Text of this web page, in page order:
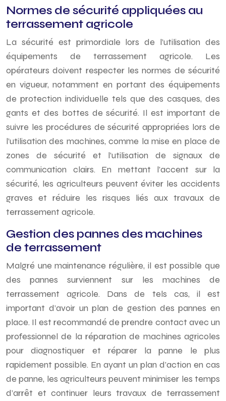
Normes de sécurité appliquées au
terrassement agricole
La sécurité est primordiale lors de l’utilisation des
équipements de terrassement agricole. Les
opérateurs doivent respecter les normes de sécurité
en vigueur, notamment en portant des équipements
de protection individuelle tels que des casques, des
gants et des bottes de sécurité. Il est important de
suivre les procédures de sécurité appropriées lors de
l’utilisation des machines, comme la mise en place de
zones de sécurité et l’utilisation de signaux de
communication clairs. En mettant l’accent sur la
sécurité, les agriculteurs peuvent éviter les accidents
graves et réduire les risques liés aux travaux de
terrassement agricole.
Gestion des pannes des machines
de terrassement
Malgré une maintenance régulière, il est possible que
des pannes surviennent sur les machines de
terrassement agricole. Dans de tels cas, il est
important d’avoir un plan de gestion des pannes en
place. Il est recommandé de prendre contact avec un
professionnel de la réparation de machines agricoles
pour diagnostiquer et réparer la panne le plus
rapidement possible. En ayant un plan d’action en cas
de panne, les agriculteurs peuvent minimiser les temps
d’arrêt et continuer leurs travaux de terrassement